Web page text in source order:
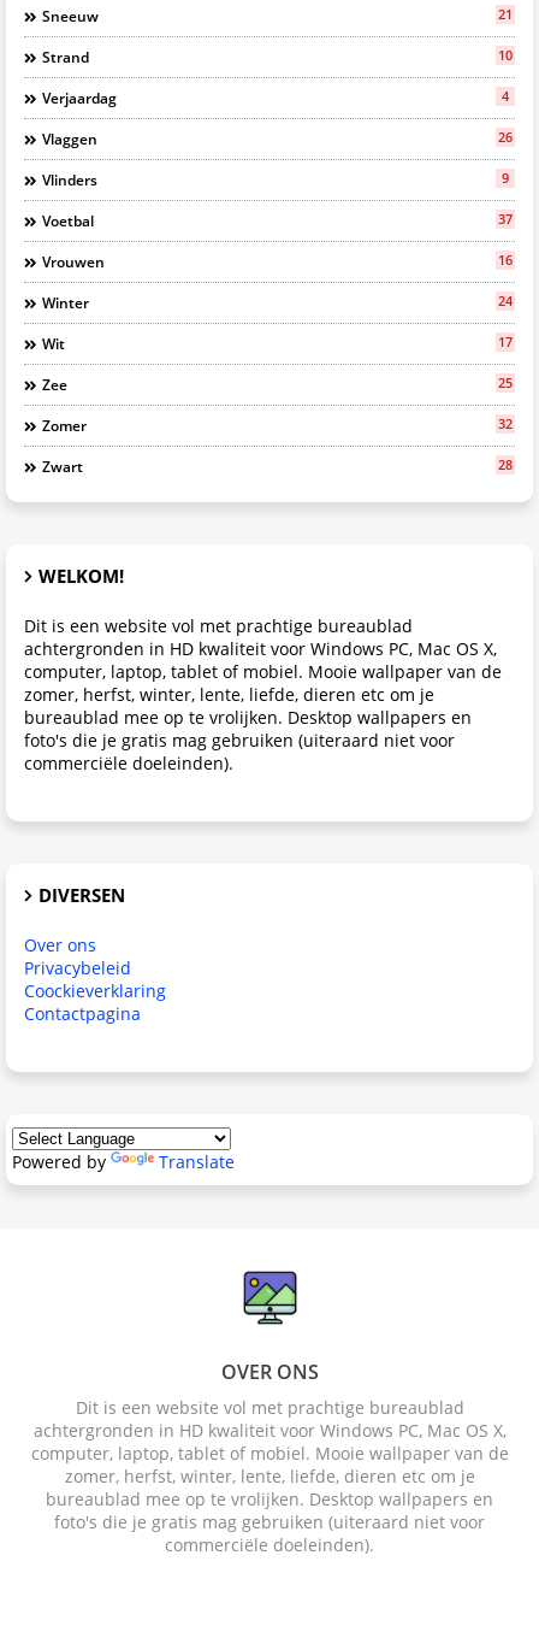
Sneeuw 21
Strand 10
Verjaardag 4
Vlaggen 26
Vlinders 9
Voetbal 37
Vrouwen 16
Winter 24
Wit 17
Zee 25
Zomer 32
Zwart 28
WELKOM!
Dit is een website vol met prachtige bureaublad
achtergronden in HD kwaliteit voor Windows PC, Mac OS X,
computer, laptop, tablet of mobiel. Mooie wallpaper van de
zomer, herfst, winter, lente, liefde, dieren etc om je
bureaublad mee op te vrolijken. Desktop wallpapers en
foto's die je gratis mag gebruiken (uiteraard niet voor
commerciële doeleinden).
DIVERSEN
Over ons
Privacybeleid
Coockieverklaring
Contactpagina
Powered by Translate
OVER ONS
Dit is een website vol met prachtige bureaublad
achtergronden in HD kwaliteit voor Windows PC, Mac OS X,
computer, laptop, tablet of mobiel. Mooie wallpaper van de
zomer, herfst, winter, lente, liefde, dieren etc om je
bureaublad mee op te vrolijken. Desktop wallpapers en
foto's die je gratis mag gebruiken (uiteraard niet voor
commerciële doeleinden).